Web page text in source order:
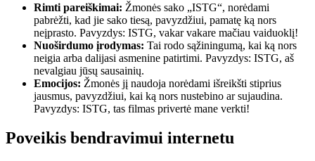
Rimti pareiškimai: Žmonės sako „ISTG“, norėdami
pabrėžti, kad jie sako tiesą, pavyzdžiui, pamatę ką nors
neįprasto. Pavyzdys: ISTG, vakar vakare mačiau vaiduoklį!
Nuoširdumo įrodymas: Tai rodo sąžiningumą, kai ką nors
neigia arba dalijasi asmenine patirtimi. Pavyzdys: ISTG, aš
nevalgiau jūsų sausainių.
Emocijos: Žmonės jį naudoja norėdami išreikšti stiprius
jausmus, pavyzdžiui, kai ką nors nustebino ar sujaudina.
Pavyzdys: ISTG, tas filmas privertė mane verkti!
Poveikis bendravimui internetu